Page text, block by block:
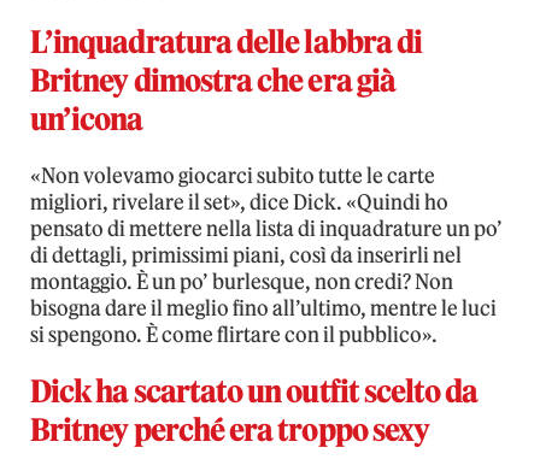
L’inquadratura delle labbra di
Britney dimostra che era già
un’icona
«Non volevamo giocarci subito tutte le carte
migliori, rivelare il set», dice Dick. «Quindi ho
pensato di mettere nella lista di inquadrature un po’
di dettagli, primissimi piani, così da inserirli nel
montaggio. È un po’ burlesque, non credi? Non
bisogna dare il meglio fino all’ultimo, mentre le luci
si spengono. È come flirtare con il pubblico».
Dick ha scartato un outfit scelto da
Britney perché era troppo sexy